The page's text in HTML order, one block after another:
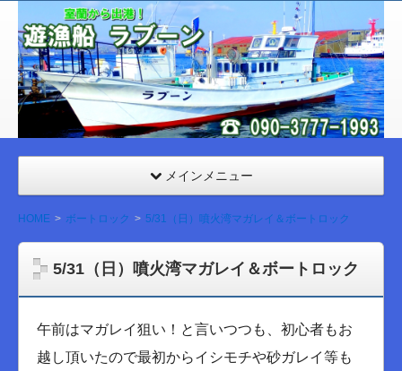
室
蘭
遊漁
船
ラブ
ーン
メインメニュー
HOME ボートロック 5/31（日）噴火湾マガレイ＆ボートロック
5/31（日）噴火湾マガレイ＆ボートロック
午前はマガレイ狙い！と言いつつも、初心者もお
越し頂いたので最初からイシモチや砂ガレイ等も